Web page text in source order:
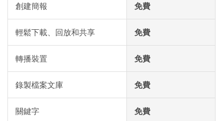
創建簡報 免費
輕鬆下載、回放和共享 免費
轉播裝置 免費
錄製檔案文庫 免費
關鍵字 免費